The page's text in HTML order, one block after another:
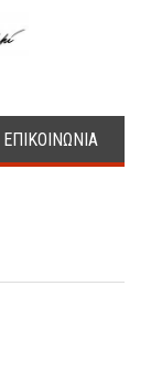
ΕΠΙΚΟΙΝΩΝΙΑ